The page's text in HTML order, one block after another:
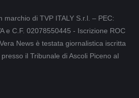
marchio di TVP ITALY S.r.l. – PEC:
e C.F. 02078550445 - Iscrizione ROC
News è testata giornalistica iscritta
il Tribunale di Ascoli Piceno al